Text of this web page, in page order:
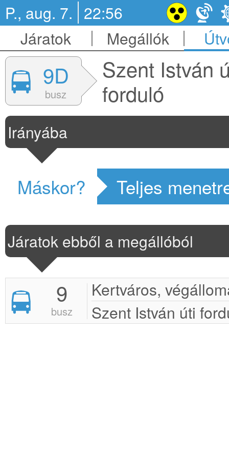
P., aug. 7. 22:56
Járatok
Megállók
9D
busz
Szent István
forduló
Irányába
Máskor? Teljes
Járatok ebből a megállóból
9
busz
Kertváros,
Szent István úti